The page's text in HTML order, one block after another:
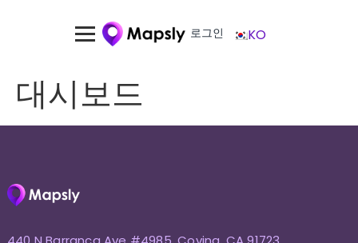
로그인 KO
대시보드